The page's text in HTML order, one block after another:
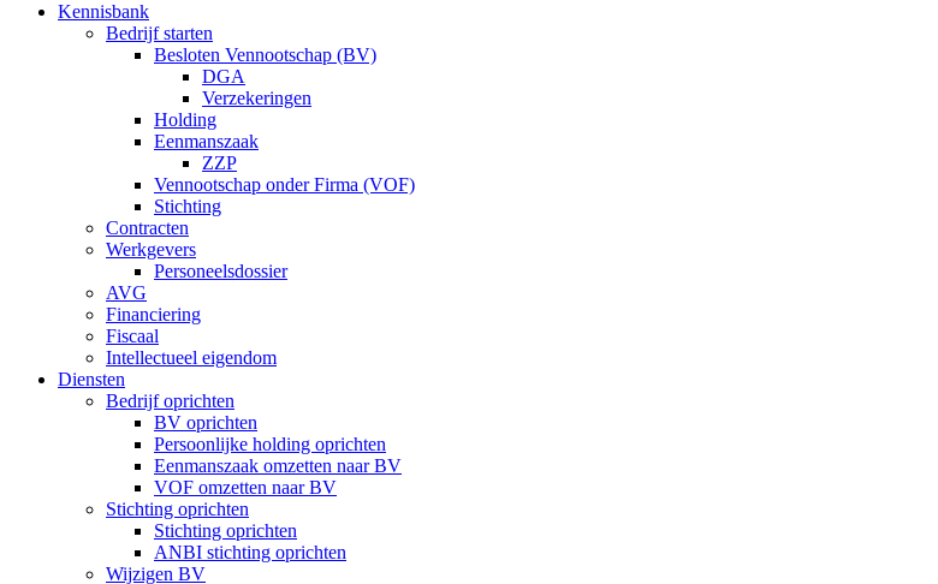
Kennisbank
Bedrijf starten
Besloten Vennootschap (BV)
DGA
Verzekeringen
Holding
Eenmanszaak
ZZP
Vennootschap onder Firma (VOF)
Stichting
Contracten
Werkgevers
Personeelsdossier
AVG
Financiering
Fiscaal
Intellectueel eigendom
Diensten
Bedrijf oprichten
BV oprichten
Persoonlijke holding oprichten
Eenmanszaak omzetten naar BV
VOF omzetten naar BV
Stichting oprichten
Stichting oprichten
ANBI stichting oprichten
Wijzigen BV